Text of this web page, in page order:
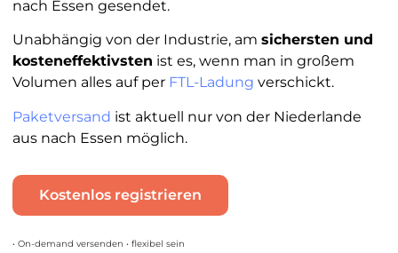
nach Essen gesendet.
Unabhängig von der Industrie, am sichersten und
kosteneffektivsten ist es, wenn man in großem
Volumen alles auf per FTL-Ladung verschickt.
Paketversand ist aktuell nur von der Niederlande
aus nach Essen möglich.
Kostenlos registrieren
• On-demand versenden • flexibel sein